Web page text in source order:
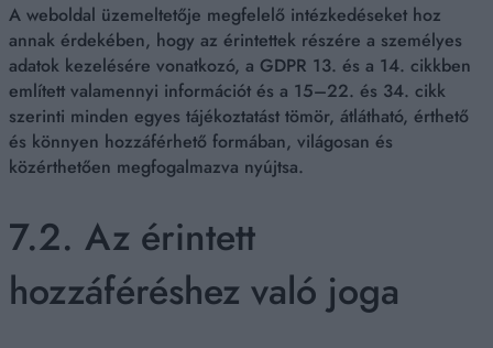
A weboldal üzemeltetője megfelelő intézkedéseket hoz
annak érdekében, hogy az érintettek részére a személyes
adatok kezelésére vonatkozó, a GDPR 13. és a 14. cikkben
említett valamennyi információt és a 15–22. és 34. cikk
szerinti minden egyes tájékoztatást tömör, átlátható, érthető
és könnyen hozzáférhető formában, világosan és
közérthetően megfogalmazva nyújtsa.
7.2. Az érintett
hozzáféréshez való joga